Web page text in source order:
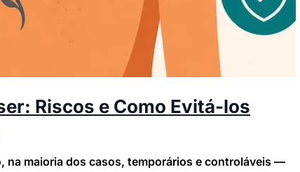
Riscos e Como Evitá-los
na maioria dos casos, temporários e controláveis —